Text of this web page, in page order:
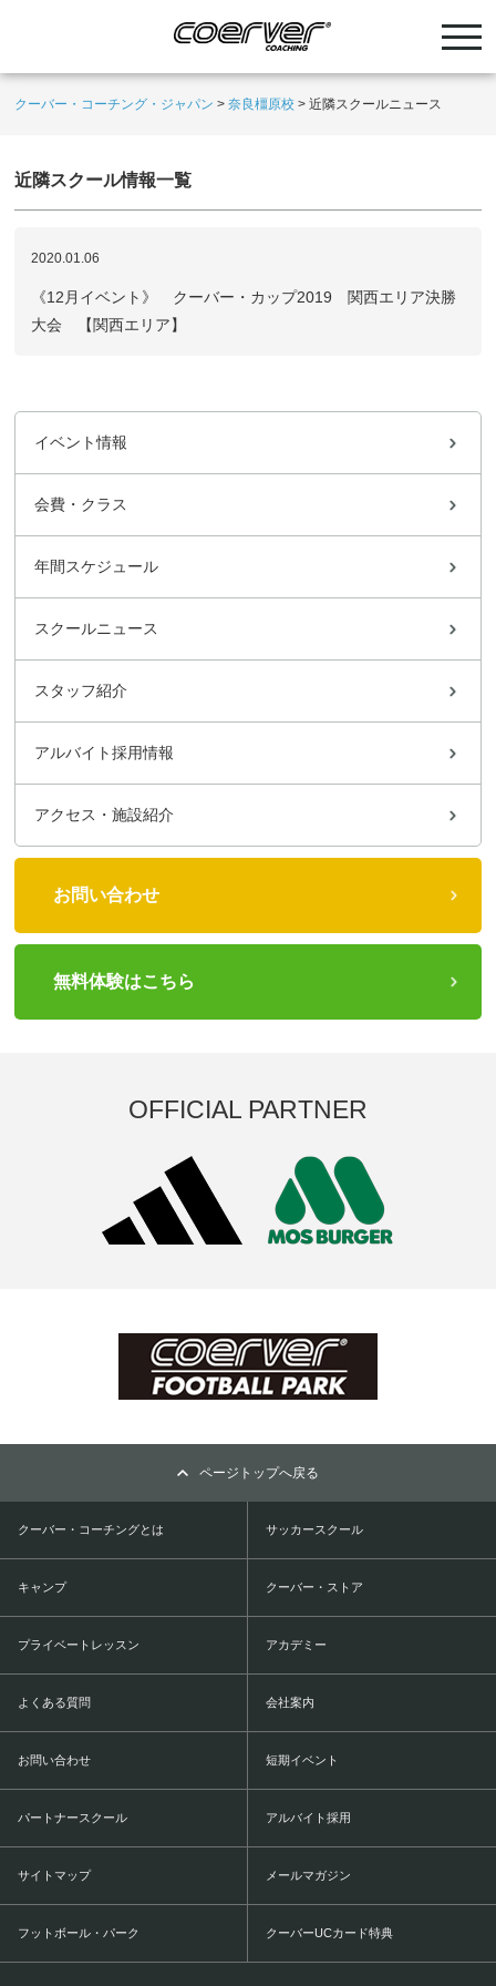
クーバー・コーチング・ジャパン >奈良橿原校 >近隣スクールニュース
近隣スクール情報一覧
2020.01.06
《12月イベント》 クーバー・カップ2019 関西エリア決勝
大会 【関西エリア】
イベント情報
会費・クラス
年間スケジュール
スクールニュース
スタッフ紹介
アルバイト採用情報
アクセス・施設紹介
お問い合わせ
無料体験はこちら
OFFICIAL PARTNER
ページトップへ戻る
クーバー・コーチングとは サッカースクール
キャンプ クーバー・ストア
プライベートレッスン アカデミー
よくある質問 会社案内
お問い合わせ 短期イベント
パートナースクール アルバイト採用
サイトマップ メールマガジン
フットボール・パーク クーバーUCカード特典